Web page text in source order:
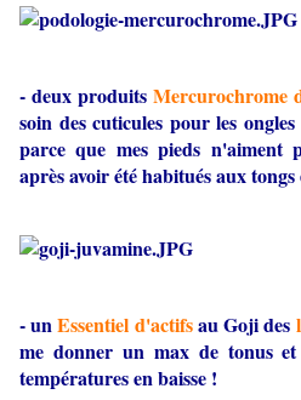
- deux produits Mercurochrome
soin des cuticules pour les
parce que mes pieds n'aiment
après avoir été habitués aux
- unEssentiel d'actifsau Goji des
me donner un max de tonus
températures en baisse !